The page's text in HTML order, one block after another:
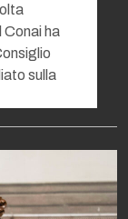
Conai ha
sulla